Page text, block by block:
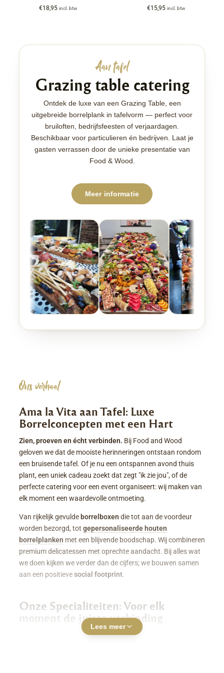
€18,95 incl. btw €15,95 incl. btw
Aan tafel
Grazing table catering
Ontdek de luxe van een Grazing Table, een
uitgebreide borrelplank in tafelvorm — perfect voor
bruiloften, bedrijfsfeesten of verjaardagen.
Beschikbaar voor particulieren én bedrijven. Laat je
gasten verrassen door de unieke presentatie van
Food & Wood.
Meer informatie
Ons verhaal
Ama la Vita aan Tafel: Luxe
Borrelconcepten met een Hart
Zien, proeven en écht verbinden. Bij Food and Wood
geloven we dat de mooiste herinneringen ontstaan rondom
een bruisende tafel. Of je nu een ontspannen avond thuis
plant, een uniek cadeau zoekt dat zegt "ik zie jou", of de
perfecte catering voor een event organiseert: wij maken van
elk moment een waardevolle ontmoeting.
Van rijkelijk gevuldeborrelboxen die tot aan de voordeur
worden bezorgd, tot gepersonaliseerde houten
borrelplanken met een blijvende boodschap. Wij combineren
premium delicatessen met oprechte aandacht. Bij alles wat
we doen kijken we verder dan de cijfers; we bouwen samen
aan een positievesocial footprint.
Onze Specialiteiten: Voor elk
moment de juiste verbinding
Luxe Borrelboxen & Borrelpakketten
Lees meer